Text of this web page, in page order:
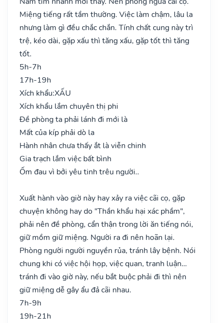
Miệng tiếng rất tầm thường. Việc làm chậm, lâu la
nhưng làm gì đều chắc chắn. Tính chất cung này trì
trệ, kéo dài, gặp xấu thì tăng xấu, gặp tốt thì tăng
tốt.
5h-7h
17h-19h
Xích khẩu:XẤU
Xích khẩu lắm chuyên thị phi
Đề phòng ta phải lánh đi mới là
Mất của kíp phải dò la
Hành nhân chưa thấy ắt là viễn chinh
Gia trạch lắm việc bất bình
Ốm đau vì bởi yêu tinh trêu người..
Xuất hành vào giờ này hay xảy ra việc cãi cọ, gặp
chuyện không hay do "Thần khẩu hại xác phầm",
phải nên đề phòng, cẩn thận trong lời ăn tiếng nói,
giữ mồm giữ miệng. Người ra đi nên hoãn lại.
Phòng người người nguyền rủa, tránh lây bệnh. Nói
chung khi có việc hội họp, việc quan, tranh luận…
tránh đi vào giờ này, nếu bắt buộc phải đi thì nên
giữ miệng dễ gây ẩu đả cãi nhau.
7h-9h
19h-21h